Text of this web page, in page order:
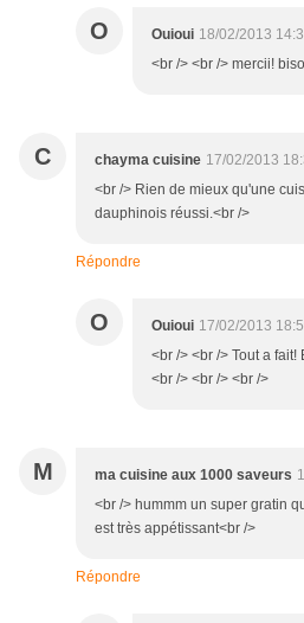
O Ouioui 18/02/2013
<br /> <br /> mercii!
C chayma cuisine 17/02/2013
<br /> Rien de mieux qu'une
dauphinois réussi.<br />
Répondre
O Ouioui 17/02/2013
<br /> <br /> Tout a
<br /> <br /> <br />
M ma cuisine aux 1000 saveurs
<br /> hummm un super gratin
est très appétissant<br />
Répondre